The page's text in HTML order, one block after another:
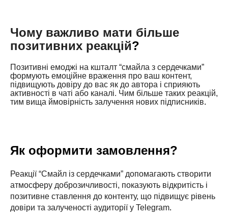
Чому важливо мати більше
позитивних реакцій?
Позитивні емоджі на кшталт “смайла з сердечками”
формують емоційне враження про ваш контент,
підвищують довіру до вас як до автора і сприяють
активності в чаті або каналі. Чим більше таких реакцій,
тим вища ймовірність залучення нових підписників.
Як оформити замовлення?
Реакції “Смайл із сердечками” допомагають створити
атмосферу доброзичливості, показують відкритість і
позитивне ставлення до контенту, що підвищує рівень
довіри та залученості аудиторії у Telegram.